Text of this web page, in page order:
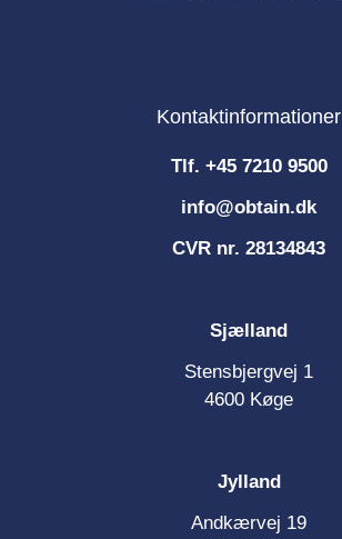
Kontaktinformationer
Tlf. +45 7210 9500
info@obtain.dk
CVR nr. 28134843
Sjælland
Stensbjergvej 1
4600 Køge
Jylland
Andkærvej 19